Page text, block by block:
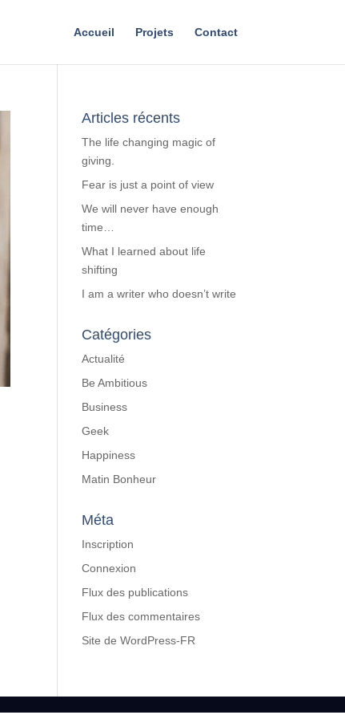
Accueil Projets Contact
Articles récents
The life changing magic of
giving.
Fear is just a point of view
We will never have enough
time…
What I learned about life
shifting
I am a writer who doesn’t write
Catégories
Actualité
Be Ambitious
Business
Geek
Happiness
Matin Bonheur
Méta
Inscription
Connexion
Flux des publications
Flux des commentaires
Site de WordPress-FR